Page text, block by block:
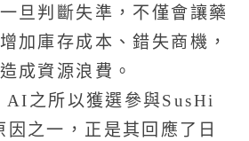
旦判斷失準，不僅會讓藥
加庫存成本、錯失商機，
成資源浪費。
AI之所以獲選參與SusHi
之一，正是其回應了日